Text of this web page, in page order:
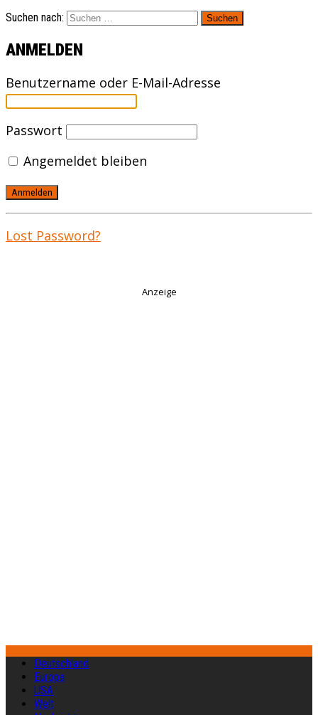
Suchen nach:
ANMELDEN
Benutzername oder E-Mail-Adresse
Passwort
Angemeldet bleiben
Lost Password?
Anzeige
Deutschland
Europa
USA
Welt